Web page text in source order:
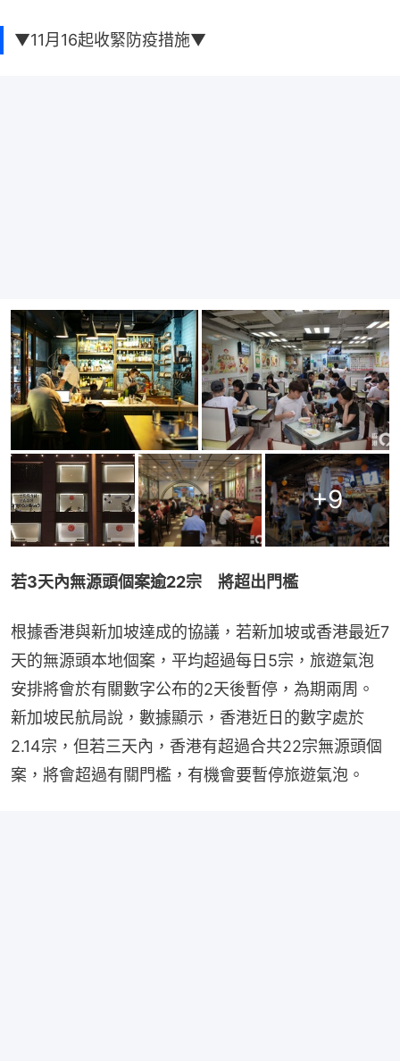
▼11月16起收緊防疫措施▼
+9
若3天內無源頭個案逾22宗　將超出門檻
根據香港與新加坡達成的協議，若新加坡或香港最近7
天的無源頭本地個案，平均超過每日5宗，旅遊氣泡
安排將會於有關數字公布的2天後暫停，為期兩周。
新加坡民航局說，數據顯示，香港近日的數字處於
2.14宗，但若三天內，香港有超過合共22宗無源頭個
案，將會超過有關門檻，有機會要暫停旅遊氣泡。